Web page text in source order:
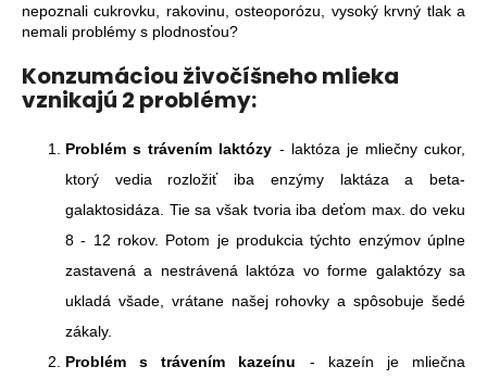
nepoznali cukrovku, rakovinu, osteoporózu, vysoký krvný tlak a
nemali problémy s plodnosťou?
Konzumáciou živočíšneho mlieka
vznikajú 2 problémy:
Problém s trávením laktózy - laktóza je mliečny cukor,
ktorý vedia rozložiť iba enzýmy laktáza a beta-
galaktosidáza. Tie sa však tvoria iba deťom max. do veku
8 - 12 rokov. Potom je produkcia týchto enzýmov úplne
zastavená a nestrávená laktóza vo forme galaktózy sa
ukladá všade, vrátane našej rohovky a spôsobuje šedé
zákaly.
Problém s trávením kazeínu - kazeín je mliečna